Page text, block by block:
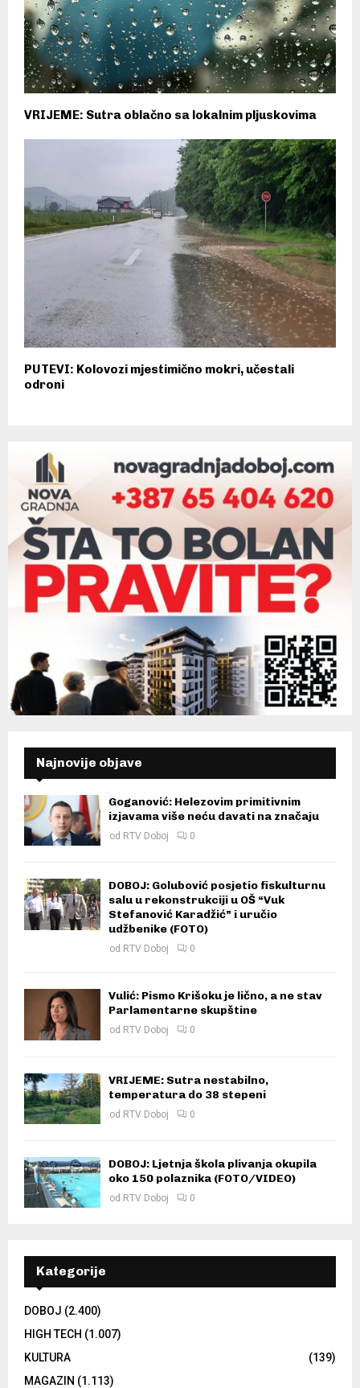
VRIJEME: Sutra oblačno sa lokalnim pljuskovima
PUTEVI: Kolovozi mjestimično mokri, učestali
odroni
Najnovije objave
Goganović: Helezovim primitivnim
izjavama više neću davati na značaju
od RTV Doboj 0
DOBOJ: Golubović posjetio fiskulturnu
salu u rekonstrukciji u OŠ “Vuk
Stefanović Karadžić” i uručio
udžbenike (FOTO)
od RTV Doboj 0
Vulić: Pismo Krišoku je lično, a ne stav
Parlamentarne skupštine
od RTV Doboj 0
VRIJEME: Sutra nestabilno,
temperatura do 38 stepeni
od RTV Doboj 0
DOBOJ: Ljetnja škola plivanja okupila
oko 150 polaznika (FOTO/VIDEO)
od RTV Doboj 0
Kategorije
DOBOJ (2.400)
HIGH TECH (1.007)
KULTURA
(139)
MAGAZIN (1.113)